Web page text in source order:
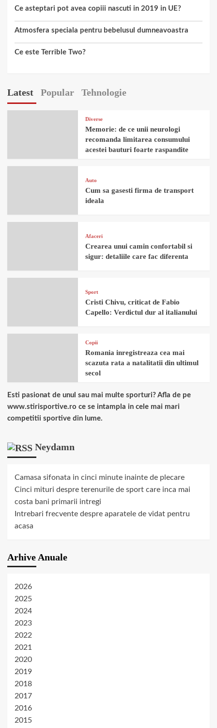
Ce asteptari pot avea copiii nascuti in 2019 in UE?
Atmosfera speciala pentru bebelusul dumneavoastra
Ce este Terrible Two?
Latest Popular Tehnologie
Diverse
Memorie: de ce unii neurologi
recomanda limitarea consumului
acestei bauturi foarte raspandite
Auto
Cum sa gasesti firma de transport
ideala
Afaceri
Crearea unui camin confortabil si
sigur: detaliile care fac diferenta
Sport
Cristi Chivu, criticat de Fabio
Capello: Verdictul dur al italianului
Copii
Romania inregistreaza cea mai
scazuta rata a natalitatii din ultimul
secol
Esti pasionat de unul sau mai multe sporturi? Afla de pe
www.stirisportive.ro ce se intampla in cele mai mari
competitii sportive din lume.
Neydamn
Camasa sifonata in cinci minute inainte de plecare
Cinci mituri despre terenurile de sport care inca mai
costa bani primarii intregi
Intrebari frecvente despre aparatele de vidat pentru
acasa
Arhive Anuale
2026
2025
2024
2023
2022
2021
2020
2019
2018
2017
2016
2015